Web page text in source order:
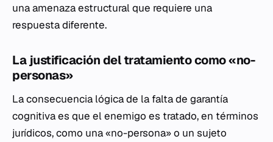
una amenaza estructural que requiere una
respuesta diferente.
La justificación del tratamiento como «no-
personas»
La consecuencia lógica de la falta de garantía
cognitiva es que el enemigo es tratado, en términos
jurídicos, como una «no-persona» o un sujeto